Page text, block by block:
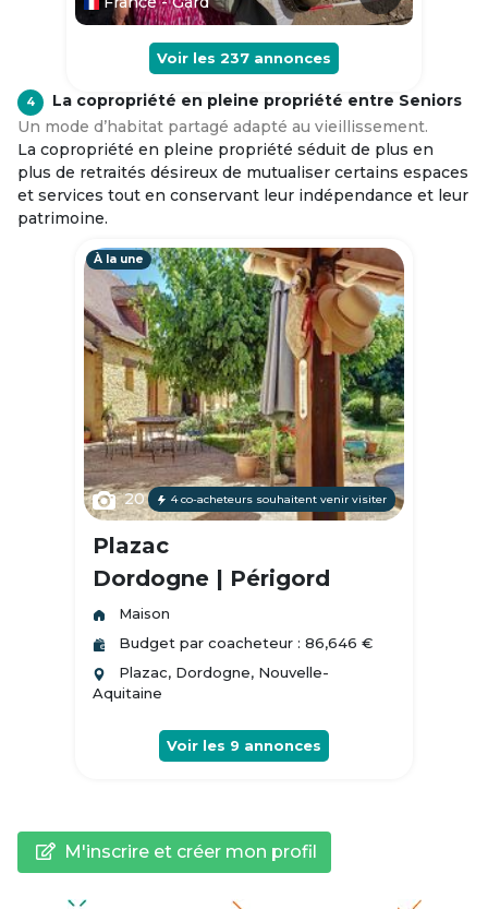
Voir les 237 annonces
4
La copropriété en pleine propriété entre Seniors
Un mode d’habitat partagé adapté au vieillissement.
La copropriété en pleine propriété séduit de plus en
plus de retraités désireux de mutualiser certains espaces
et services tout en conservant leur indépendance et leur
patrimoine.
À la une
20 4 co-acheteurs souhaitent venir visiter
Plazac
Dordogne | Périgord
Maison
Budget par coacheteur : 86,646 €
Plazac, Dordogne, Nouvelle-
Aquitaine
Voir les 9 annonces
M'inscrire et créer mon profil